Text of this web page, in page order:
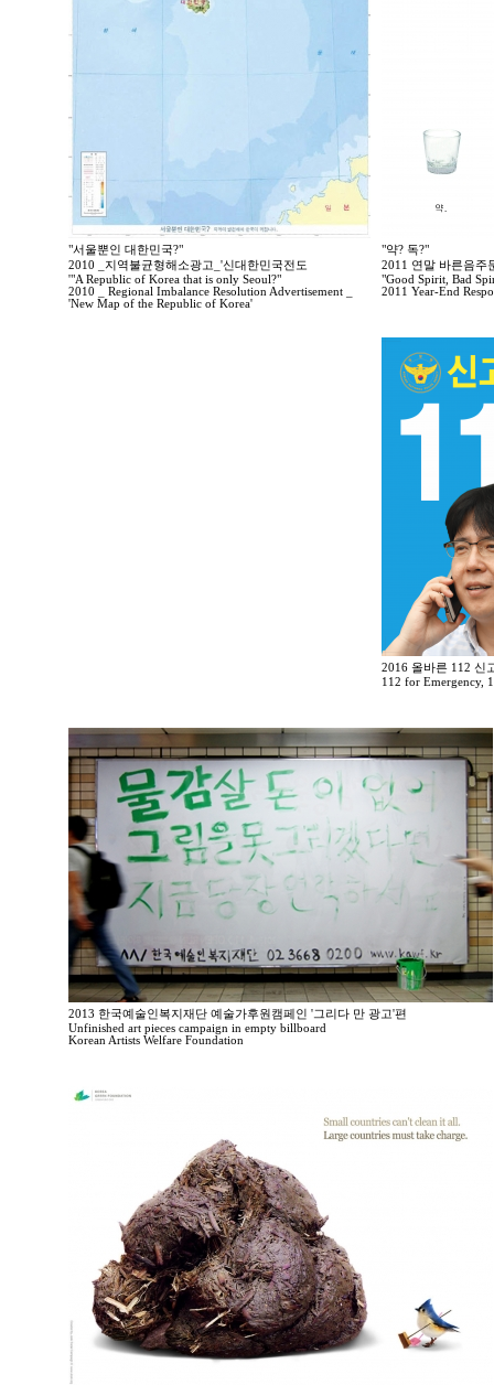
"서울뿐인 대한민국?"
2010 _지역불균형해소광고_'신대한민국전도
'"A Republic of Korea that is only Seoul?"
2010 _ Regional Imbalance Resolution Advertisement _
'New Map of the Republic of Korea'
"약? 독?"
2011 연말 바른음주
"Good Spirit, Bad
2011 Year-End
2016 올바른 112 신
112 for Emergency,
2013 한국예술인복지재단 예술가후원캠페인 '그리다 만 광고'편
Unfinished art pieces campaign in empty billboard
Korean Artists Welfare Foundation